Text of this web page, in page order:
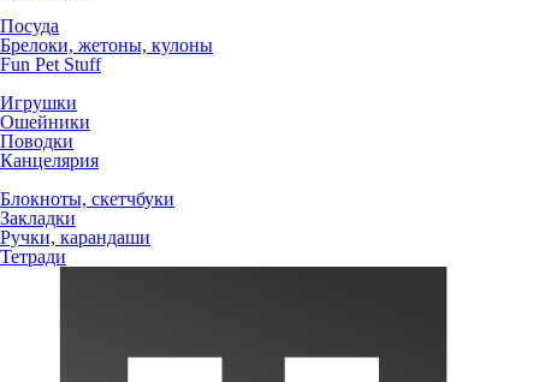
Посуда
Брелоки, жетоны, кулоны
Fun Pet Stuff
Игрушки
Ошейники
Поводки
Канцелярия
Блокноты, скетчбуки
Закладки
Ручки, карандаши
Тетради